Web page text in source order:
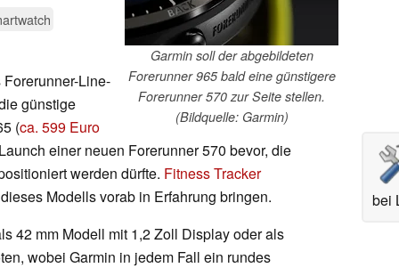
Garmin soll der abgebildeten
Forerunner 965 bald eine günstigere
Forerunner 570 zur Seite stellen.
(Bildquelle: Garmin)
bei
Line-
günstige
(ca. 599 Euro
einer neuen Forerunner 570 bevor, die
werden dürfte. Fitness Tracker
Modells vorab in Erfahrung bringen.
42 mm Modell mit 1,2 Zoll Display oder als
wobei Garmin in jedem Fall ein rundes